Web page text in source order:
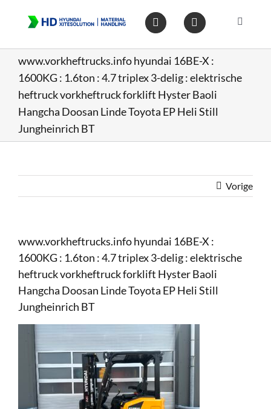
inhoud
Toggle
Op
www.vorkheftrucks.info hyundai 16BE-X :
1600KG : 1.6ton : 4.7 triplex 3-delig : elektrische
heftruck vorkheftruck forklift Hyster Baoli
Hangcha Doosan Linde Toyota EP Heli Still
Jungheinrich BT
Vorige
www.vorkheftrucks.info hyundai 16BE-X :
1600KG : 1.6ton : 4.7 triplex 3-delig : elektrische
heftruck vorkheftruck forklift Hyster Baoli
Hangcha Doosan Linde Toyota EP Heli Still
Jungheinrich BT